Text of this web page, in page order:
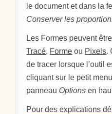
le document et dans la
Conserver les
Les Formes peuvent
Tracé, Forme ou Pixels.
de tracer lorsque l’outil
cliquant sur le petit
panneau Options en
Pour des explications